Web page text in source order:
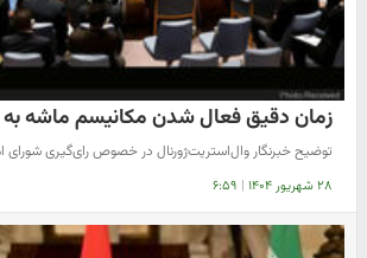
زمان دقیق فعال شدن مکانیسم ماشه به
توضیح خبرنگار وال‌استریت‌ژورنال در خصوص رای‌گیری شورای
۲۸ شهریور ۱۴۰۴ | ۶:۵۹